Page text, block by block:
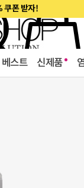
쿠폰 받자!
베스트 신제품